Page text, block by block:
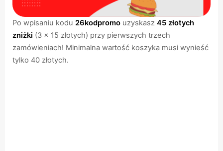
Po wpisaniu kodu 26kodpromo uzyskasz 45 złotych
zniżki (3 x 15 złotych) przy pierwszych trzech
zamówieniach! Minimalna wartość koszyka musi wynieść
tylko 40 złotych.